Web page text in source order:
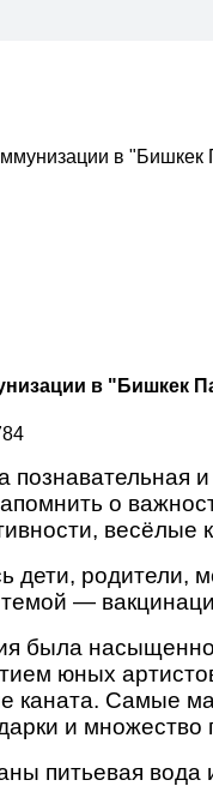
в "Бишкек
в "Бишкек
о
дети, родители,
—
была
юных
каната. Самые
и множество
питьевая